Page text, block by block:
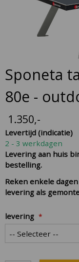
Sponeta
80e -
1.350,-
Levertijd (indicatie)
2 - 3 werkdagen
Levering aan huis
bestelling.
Reken enkele
levering als
levering
Skip
to
the
beginning
the
images
gallery